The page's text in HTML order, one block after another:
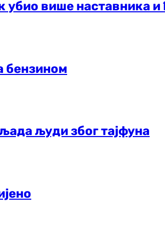
убио више наставника и
бензином
људи због тајфуна